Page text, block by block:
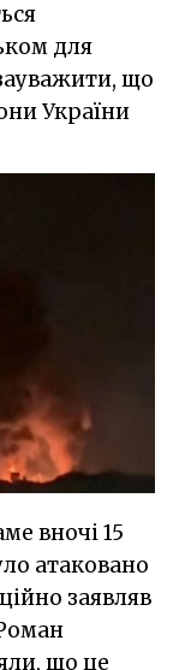
для
що
України
вночі 15
атаковано
заявляв
що це